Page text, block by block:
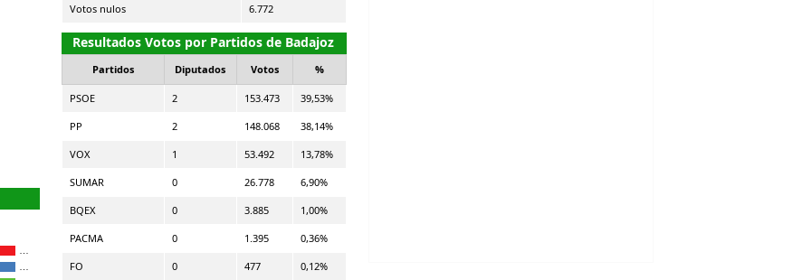
Votos nulos 6.772
Resultados Votos por Partidos de Badajoz
Partidos Diputados Votos %
PSOE 2 153.473 39,53%
PP 2 148.068 38,14%
VOX 1 53.492 13,78%
SUMAR 0 26.778 6,90%
BQEX 0 3.885 1,00%
PACMA 0 1.395 0,36%
FO 0 477 0,12%